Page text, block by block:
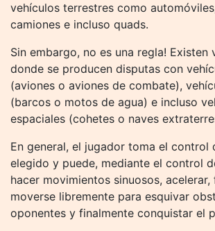
vehículos terrestres como
camiones e incluso quads.
Sin embargo, no es una regla! Existen
donde se producen disputas con
(aviones o aviones de combate),
(barcos o motos de agua) e incluso
espaciales (cohetes o naves
En general, el jugador toma el control
elegido y puede, mediante el control
hacer movimientos sinuosos, acelerar,
moverse libremente para esquivar
oponentes y finalmente conquistar el